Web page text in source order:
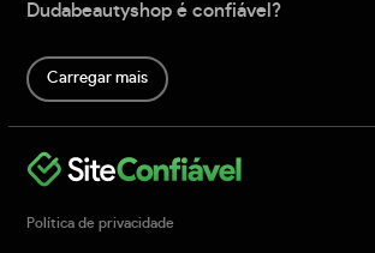
Dudabeautyshop é confiável?
Carregar mais
Política de privacidade